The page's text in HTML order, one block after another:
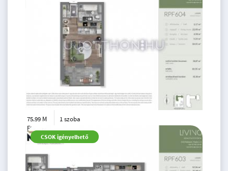
75.99 M
Ft
36 m
2
1 szoba
CSOK igényelhető